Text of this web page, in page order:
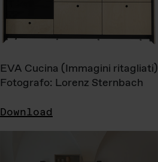
EVA Cucina (Immagini ritagliati)
Fotografo: Lorenz Sternbach
Download